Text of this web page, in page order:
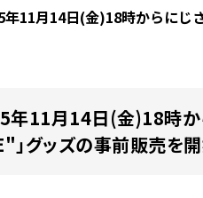
年11月14日(金)18時からにじ
年11月14日(金)18時
」グッズの事前販売を開